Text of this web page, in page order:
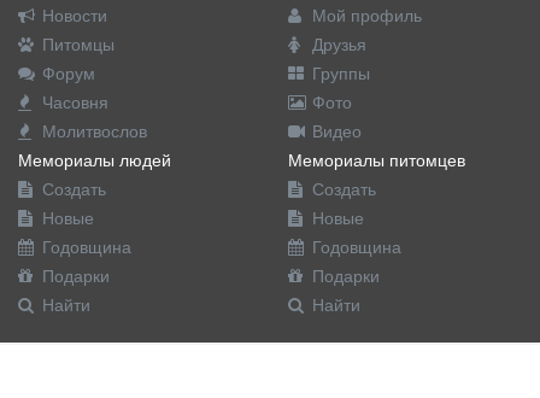
Новости
Питомцы
Форум
Часовня
Молитвослов
Мой профиль
Друзья
Группы
Фото
Видео
Мемориалы людей
Создать
Новые
Годовщина
Подарки
Найти
Мемориалы питомцев
Создать
Новые
Годовщина
Подарки
Найти